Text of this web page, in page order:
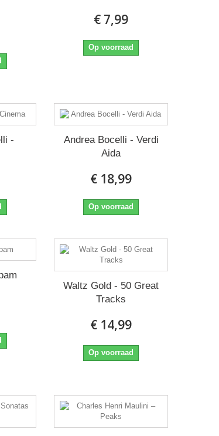
€ 7,99
Op voorraad
-
Andrea Bocelli - Verdi
Aida
€ 18,99
Op voorraad
Waltz Gold - 50 Great
Tracks
€ 14,99
Op voorraad